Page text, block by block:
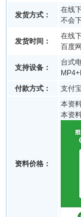
发货方式：
在线
不会
发货时间：
在线
百度
支持设备：
台式
付款方式：
支付
资料价格：
本资
本资